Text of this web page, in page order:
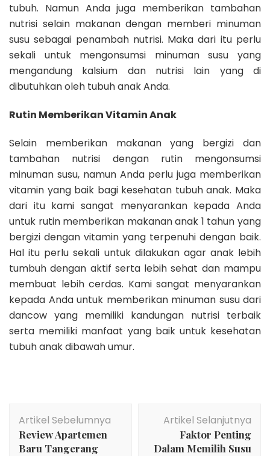
tubuh. Namun Anda juga memberikan tambahan
nutrisi selain makanan dengan memberi minuman
susu sebagai penambah nutrisi. Maka dari itu perlu
sekali untuk mengonsumsi minuman susu yang
mengandung kalsium dan nutrisi lain yang di
dibutuhkan oleh tubuh anak Anda.
Rutin Memberikan Vitamin Anak
Selain memberikan makanan yang bergizi dan
tambahan nutrisi dengan rutin mengonsumsi
minuman susu, namun Anda perlu juga memberikan
vitamin yang baik bagi kesehatan tubuh anak. Maka
dari itu kami sangat menyarankan kepada Anda
untuk rutin memberikan makanan anak 1 tahunyang
bergizi dengan vitamin yang terpenuhi dengan baik.
Hal itu perlu sekali untuk dilakukan agar anak lebih
tumbuh dengan aktif serta lebih sehat dan mampu
membuat lebih cerdas. Kami sangat menyarankan
kepada Anda untuk memberikan minuman susu dari
dancow yang memiliki kandungan nutrisi terbaik
serta memiliki manfaat yang baik untuk kesehatan
tubuh anak dibawah umur.
Artikel
Artikel Sebelumnya
Review Apartemen
Baru Tangerang
Artikel Selanjutnya
Faktor Penting
Dalam Memilih Susu